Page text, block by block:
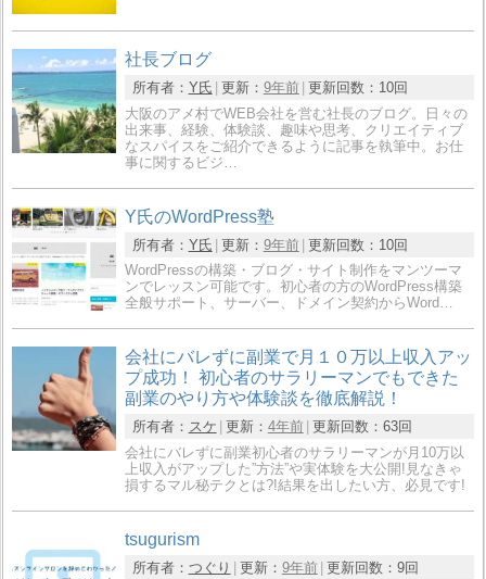
社長ブログ
所有者： Y氏 更新： 9年前 更新回数： 10回
大阪のアメ村でWEB会社を営む社長のブログ。日々の
出来事、経験、体験談、趣味や思考、クリエイティブ
なスパイスをご紹介できるように記事を執筆中。お仕
事に関するビジ…
Y氏のWordPress塾
所有者： Y氏 更新： 9年前 更新回数： 10回
WordPressの構築・ブログ・サイト制作をマンツーマ
ンでレッスン可能です。初心者の方のWordPress構築
全般サポート、サーバー、ドメイン契約からWord…
会社にバレずに副業で月１０万以上収入アッ
プ成功！ 初心者のサラリーマンでもできた
副業のやり方や体験談を徹底解説！
所有者： スケ 更新： 4年前 更新回数： 63回
会社にバレずに副業初心者のサラリーマンが月10万以
上収入がアップした”方法”や実体験を大公開!見なきゃ
損するマル秘テクとは?!結果を出したい方、必見です!
tsugurism
所有者： つぐり 更新： 9年前 更新回数： 9回